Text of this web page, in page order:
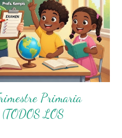
Primaria
LOS